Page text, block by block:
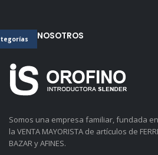
SOBRE NOSOTROS
Somos una empresa familiar, fundada
la VENTA MAYORISTA de artículos de
BAZAR y AFINES.